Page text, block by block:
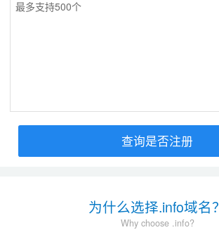
查询是否注册
为什么选择.info域名？
Why choose .info?